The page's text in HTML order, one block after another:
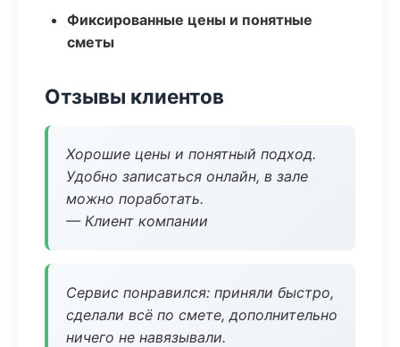
Фиксированные цены и понятные
сметы
Отзывы клиентов
Хорошие цены и понятный подход.
Удобно записаться онлайн, в зале
можно поработать.
— Клиент компании
Сервис понравился: приняли быстро,
сделали всё по смете, дополнительно
ничего не навязывали.